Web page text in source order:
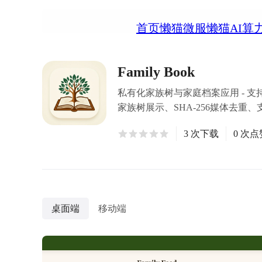
首页懒猫微服懒猫AI算
Family Book
私有化家族树与家庭档案应用 - 支
家族树展示、SHA-256媒体去重、
3 次下载 0 次点
桌面端 移动端